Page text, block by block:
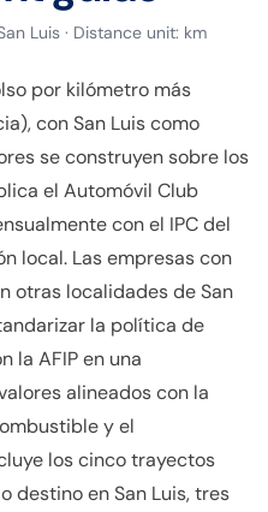
Luis · Distance unit: km
por kilómetro más
con San Luis como
se construyen sobre los
el Automóvil Club
con el IPC del
local. Las empresas con
otras localidades de San
la política de
la AFIP en una
alineados con la
y el
los cinco trayectos
destino en San Luis, tres